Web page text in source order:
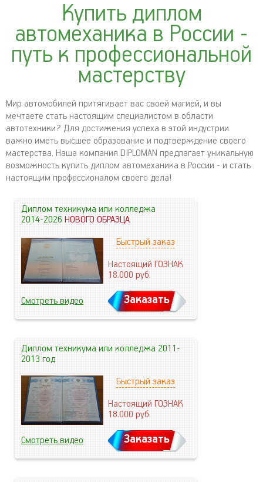
Купить диплом
автомеханика в России -
путь к профессиональной
мастерству
Мир автомобилей притягивает вас своей магией, и вы
мечтаете стать настоящим специалистом в области
автотехники? Для достижения успеха в этой индустрии
важно иметь высшее образование и подтверждение своего
мастерства. Наша компания DIPLOMAN предлагает уникальную
возможность купить диплом автомеханика в России - и стать
настоящим профессионалом своего дела!
Диплом техникума или колледжа
2014-2026НОВОГО ОБРАЗЦА
Быстрый заказ
Настоящий ГОЗНАК
18.000руб.
Смотреть видео Заказать
Диплом техникума или колледжа 2011-
2013 год
Быстрый заказ
Настоящий ГОЗНАК
18.000руб.
Смотреть видео Заказать